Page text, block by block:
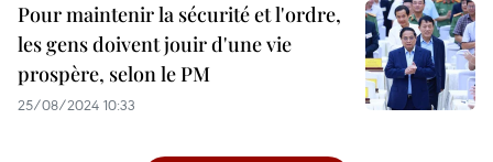
Pour maintenir la sécurité et l'ordre,
les gens doivent jouir d'une vie
prospère, selon le PM
25/08/2024 10:33